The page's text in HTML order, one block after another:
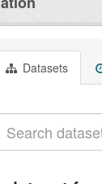
Datasets